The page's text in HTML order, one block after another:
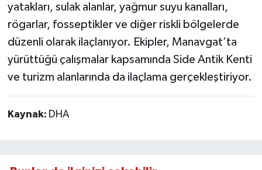
yatakları, sulak alanlar, yağmur suyu kanalları,
rögarlar, fosseptikler ve diğer riskli bölgelerde
düzenli olarak ilaçlanıyor. Ekipler, Manavgat’ta
yürüttüğü çalışmalar kapsamında Side Antik Kenti
ve turizm alanlarında da ilaçlama gerçekleştiriyor.
Kaynak: DHA